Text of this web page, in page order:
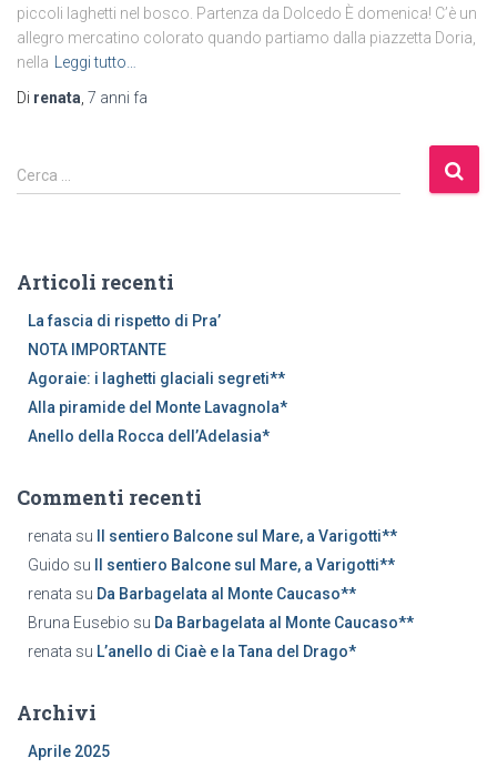
piccoli laghetti nel bosco. Partenza da Dolcedo È domenica! C’è un
allegro mercatino colorato quando partiamo dalla piazzetta Doria,
nella
Leggi tutto…
Di renata 7 anni fa
R
i
c
Cerca …
Articoli recenti
La fascia di rispetto di Pra’
NOTA IMPORTANTE
Agoraie: i laghetti glaciali segreti**
Alla piramide del Monte Lavagnola*
Anello della Rocca dell’Adelasia*
Commenti recenti
renata su
Il sentiero Balcone sul Mare, a Varigotti**
Guido su
Il sentiero Balcone sul Mare, a Varigotti**
renata su Da Barbagelata al Monte Caucaso**
Bruna Eusebio su Da Barbagelata al Monte Caucaso**
renata su L’anello di Ciaè e la Tana del Drago*
Archivi
Aprile 2025